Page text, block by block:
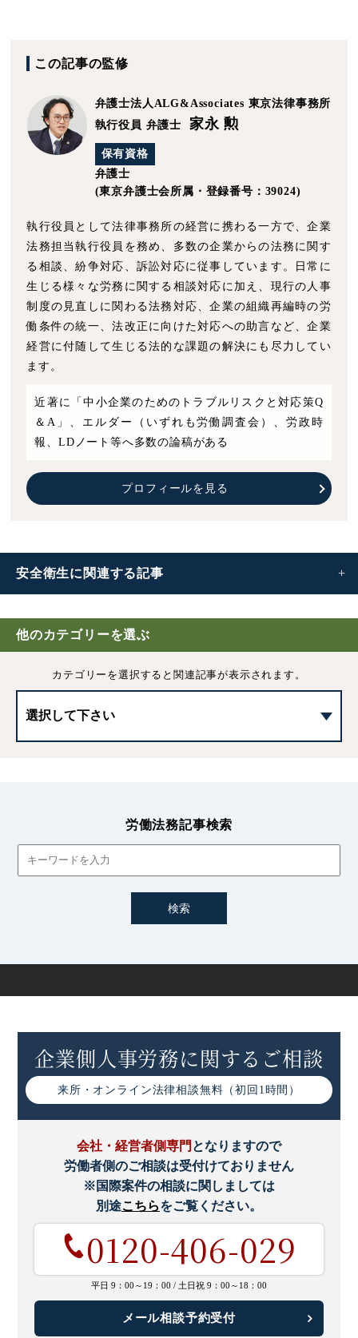
安全衛生に 関連する記事
労働安全衛生法とは｜目的や義務一覧・改正内容をわかり
やすく解説
安全衛生教育とは｜種類や内容、注意点をわかりやすく解
説
労働者の自己保健義務とは｜安全配慮義務との違いや企業
会社の指定医による検診と就業規則を定める際の注意点
安全衛生管理体制とは｜委員会や管理者の設置についてわ
かりやすく解説
や導入手順について
労働安全衛生マネジメントシステムにおける「PDCAサイ
リスクアセスメントとは｜手法や進め方、実施事例などを
化学物質のリスクアセスメント｜3つの対象項目や実施
他のカテゴリーを選ぶ
カテゴリーを選択すると 関連記事が表示されます。
この記事の監修
弁護士法人ALG&Associates 東京法律事務所
執行役員 弁護士
家永 勲
保有資格
弁護士
(東京弁護士会所属・登録番号：39024)
執行役員として法律事務所の経営に携わる一方で、企業
法務担当執行役員を務め、多数の企業からの法務に関す
る相談、紛争対応、訴訟対応に従事しています。日常に
生じる様々な労務に関する相談対応に加え、現行の人事
制度の見直しに関わる法務対応、企業の組織再編時の労
働条件の統一、法改正に向けた対応への助言など、企業
経営に付随して生じる法的な課題の解決にも尽力してい
ます。
近著に「中小企業のためのトラブルリスクと対応策Q
＆A」、エルダー（いずれも労働調査会）、労政時
報、LDノート等へ多数の論稿がある
プロフィールを見る
労働法務記事検索
企業側人事労務に関するご相談
来所・オンライン法律相談無料（初回1時間）
会社・経営者側専門 となりますので
労働者側のご相談は受付けておりません
※国際案件の相談に関しましては
別途こちらをご覧ください。
0120-406-029
平日 9：00～19：00 / 土日祝 9：00～18：00
メール相談予約受付